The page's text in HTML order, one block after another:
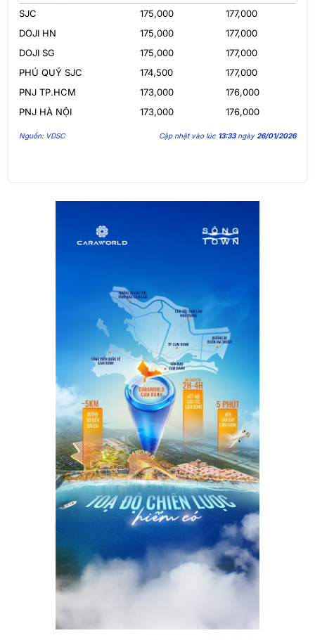
SJC
175,000
177,000
DOJI HN
175,000
177,000
DOJI SG
175,000
177,000
PHÚ QUÝ SJC
174,500
177,000
PNJ TP.HCM
173,000
176,000
PNJ HÀ NỘI
173,000 176,000
Nguồn: VDSC Cập nhật vào lúc 13:33ngày 26/01/2026